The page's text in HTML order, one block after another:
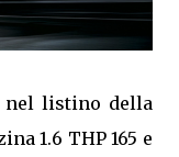
listino della
1.6 THP 165 e